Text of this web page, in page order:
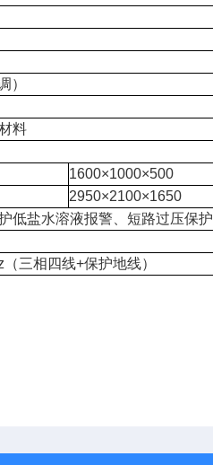
）
料
1600×1000×500
2950×2100×1650
低盐水溶液报警、短路过压保护
三相四线+保护地线）